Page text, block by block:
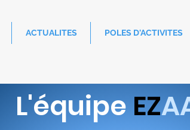
ACTUALITES POLES D'ACTIVITES
L'équipe EZ